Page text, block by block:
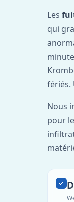
Les
qui
fériés.
Nous
pour